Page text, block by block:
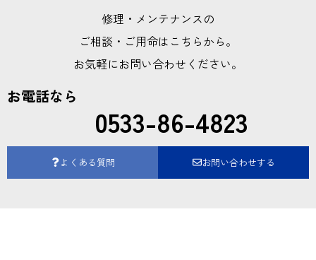
修理・メンテナンスの
ご相談・ご用命はこちらから。
お気軽にお問い合わせください。
お電話なら
0533-86-4823
よくある質問 お問い合わせする